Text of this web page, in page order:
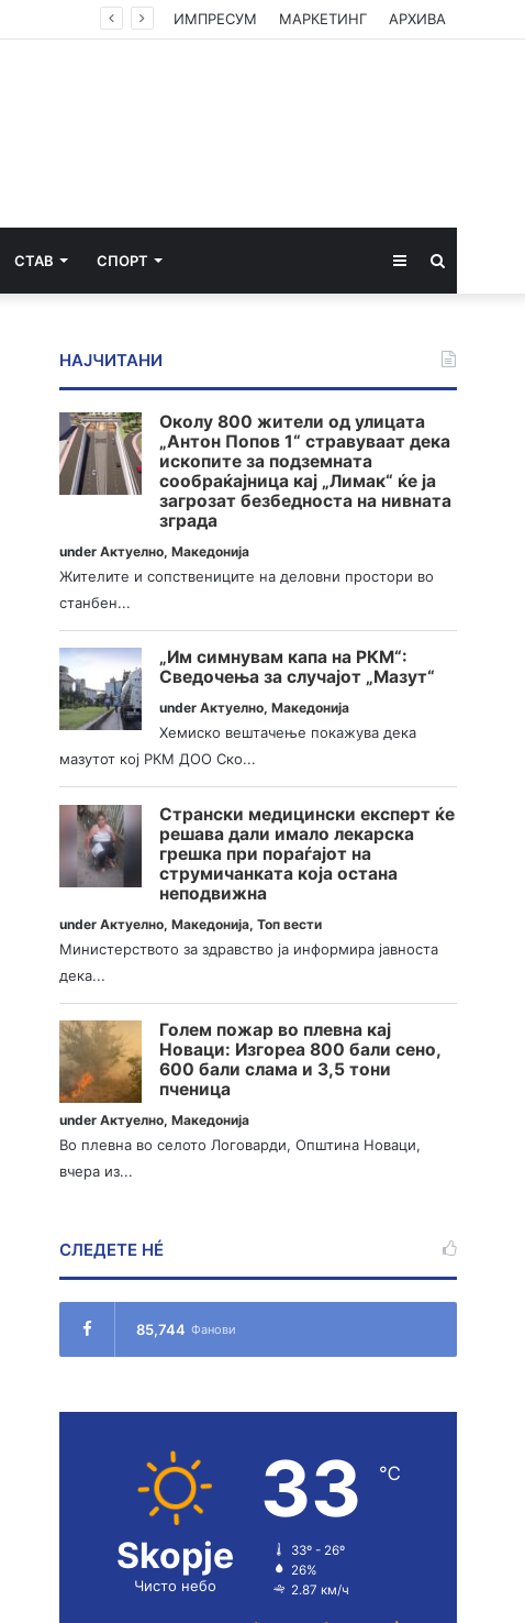
ИМПРЕСУМ МАРКЕТИНГ АРХИВА
СТАВ СПОРТ Sidebar
НАЈЧИТАНИ
Околу 800 жители од улицата
„Антон Попов 1“ стравуваат дека
ископите за подземната
сообраќајница кај „Лимак“ ќе ја
загрозат безбедноста на нивната
зграда
underАктуелно,Македонија
Жителите и сопствениците на деловни простори во
станбен...
„Им симнувам капа на РКМ“:
Сведочења за случајот „Мазут“
underАктуелно,Македонија
Хемиско вештачење покажува дека
мазутот кој РКМ ДОО Ско...
Странски медицински експерт ќе
решава дали имало лекарска
грешка при пораѓајот на
струмичанката која остана
неподвижна
underАктуелно,Македонија,Топ вести
Министерството за здравство ја информира јавноста
дека...
Голем пожар во плевна кај
Новаци: Изгореа 800 бали сено,
600 бали слама и 3,5 тони
пченица
underАктуелно,Македонија
Во плевна во селото Логоварди, Општина Новаци,
вчера из...
СЛЕДЕТЕ НÉ
85,744 Фанови
Skopje
Чисто небо
33 ℃
33º - 26º
26%
2.87 км/ч